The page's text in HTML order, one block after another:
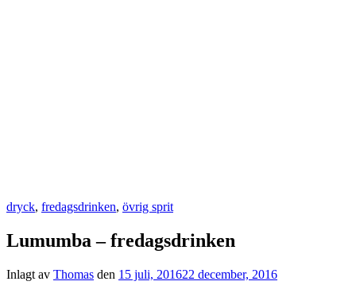
dryck, fredagsdrinken, övrig sprit
Lumumba – fredagsdrinken
Inlagt av Thomas den 15 juli, 201622 december, 2016